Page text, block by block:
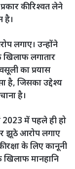
की रिश्वत लेने
है।
लगाए। उन्होंने
लगातार
का प्रयास
है, जिसका उद्देश्य
है।
2023 में पहले ही हो
झूठे आरोप लगाए
रक्षा के लिए कानूनी
मानहानि